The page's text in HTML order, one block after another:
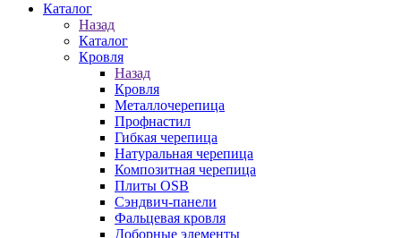
Каталог
Назад
Каталог
Кровля
Назад
Кровля
Металлочерепица
Профнастил
Гибкая черепица
Натуральная черепица
Композитная черепица
Плиты OSB
Сэндвич-панели
Фальцевая кровля
Доборные элементы